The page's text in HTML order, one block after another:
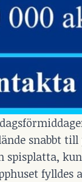
snabbt
spisplatta,